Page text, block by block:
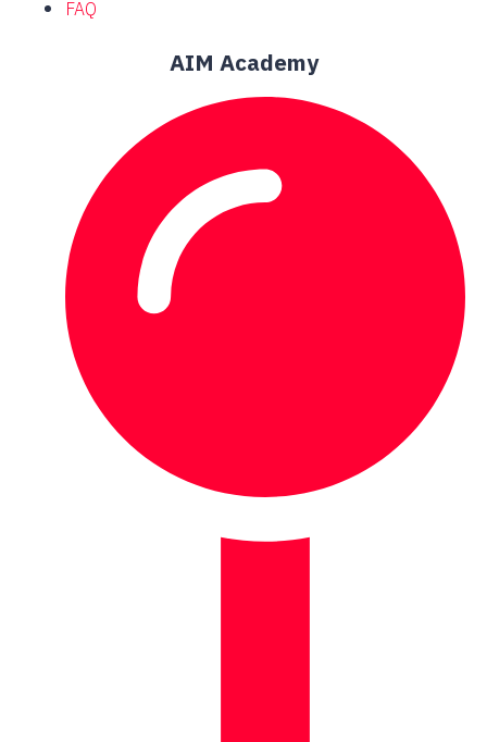
FAQ
AIM Academy